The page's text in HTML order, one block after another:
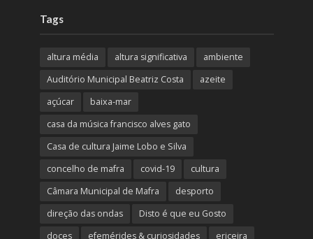
Tags
altura média altura significativa
ambiente
Auditório Municipal Beatriz Costa
azeite
açúcar
baixa-mar
casa da música francisco alves gato
Casa de cultura Jaime Lobo e Silva
concelho de mafra
covid-19
cultura
Câmara Municipal de Mafra
desporto
direção das ondas
Disto é que eu Gosto
doces
efemérides & curiosidades
ericeira